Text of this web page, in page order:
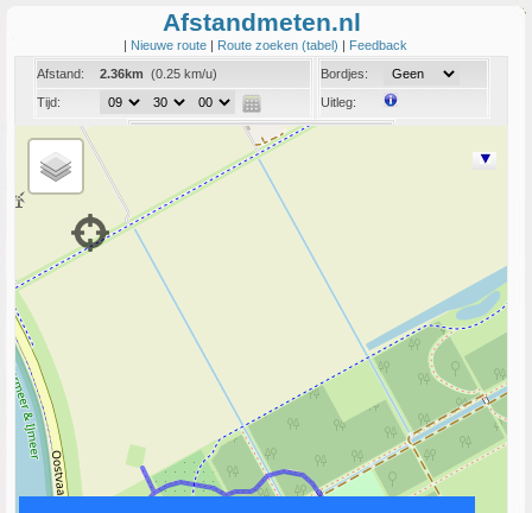
Afstandmeten.nl
| Nieuwe route | Route zoeken (tabel) | Feedback
Afstand:
2.36km (0.25 km/u)
Tijd:
Bordjes:
Uitleg:
Link naar deze route